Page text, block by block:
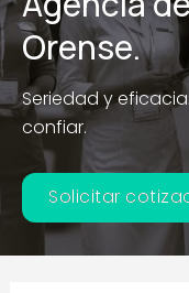
Orense.
Seriedad y
confiar.
Solicitar